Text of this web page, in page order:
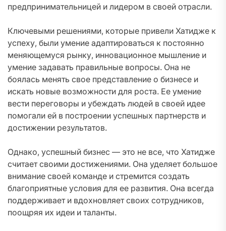
предпринимательницей и лидером в своей отрасли.
Ключевыми решениями, которые привели Хатидже к
успеху, были умение адаптироваться к постоянно
меняющемуся рынку, инновационное мышление и
умение задавать правильные вопросы. Она не
боялась менять свое представление о бизнесе и
искать новые возможности для роста. Ее умение
вести переговоры и убеждать людей в своей идее
помогали ей в построении успешных партнерств и
достижении результатов.
Однако, успешный бизнес — это не все, что Хатидже
считает своими достижениями. Она уделяет большое
внимание своей команде и стремится создать
благоприятные условия для ее развития. Она всегда
поддерживает и вдохновляет своих сотрудников,
поощряя их идеи и таланты.